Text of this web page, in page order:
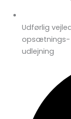
Udførlig
opsætnings-
udlejning